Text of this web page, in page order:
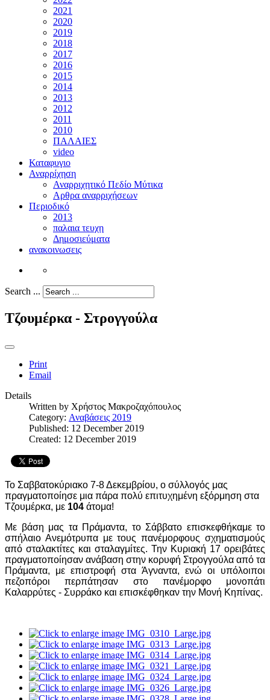
2021
2020
2019
2018
2017
2016
2015
2014
2013
2012
2011
2010
ΠΑΛΑΙΕΣ
video
Καταφυγιο
Αναρρίχηση
Αναρριχητικό Πεδίο Μύτικα
Αρθρα αναρριχήσεων
Περιοδικό
2013
παλαια τευχη
Δημοσιεύματα
ανακοινωσεις
Search ...
Τζουμέρκα - Στρογγούλα
Print
Email
Details
Written by Χρήστος Μακροζαχόπουλος
Category: Αναβάσεις 2019
Published: 12 December 2019
Created: 12 December 2019
Το Σαββατοκύριακο 7-8 Δεκεμβρίου, ο σύλλογός μας
πραγματοποίησε μια πάρα πολύ επιτυχημένη εξόρμηση στα
Τζουμέρκα, με 104 άτομα!
Με βάση μας τα Πράμαντα, το Σάββατο επισκεφθήκαμε το
σπήλαιο Ανεμότρυπα με τους πανέμορφους σχηματισμούς
από σταλακτίτες και σταλαγμίτες. Την Κυριακή 17 ορειβάτες
πραγματοποίησαν ανάβαση στην κορυφή Στρογγούλα από τα
Πράμαντα, με επιστροφή στα Άγναντα, ενώ οι υπόλοιποι
πεζοπόροι περπάτησαν στο πανέμορφο μονοπάτι
Καλαρρύτες - Συρράκο και επισκέφθηκαν την Μονή Κηπίνας.